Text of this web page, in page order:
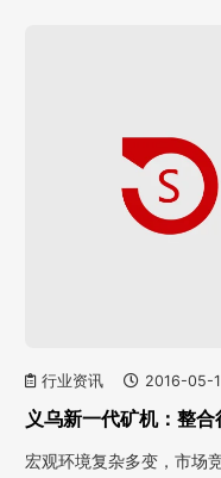
行业资讯 2016-05-
义乌新一代矿机：整
宏观环境复杂多变，市场